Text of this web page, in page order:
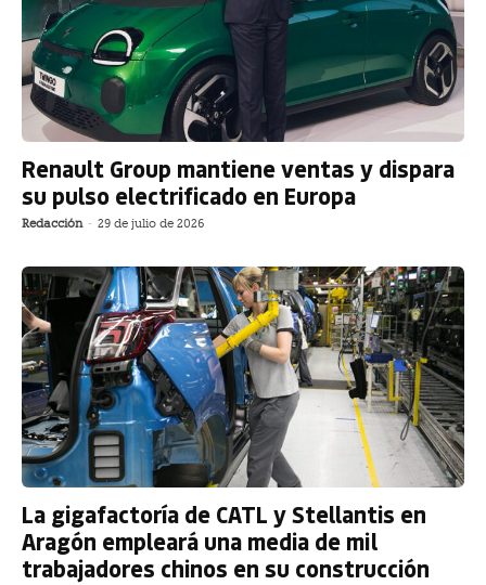
Renault Group mantiene ventas y dispara
su pulso electrificado en Europa
Redacción - 29 de julio de 2026
La gigafactoría de CATL y Stellantis en
Aragón empleará una media de mil
trabajadores chinos en su construcción